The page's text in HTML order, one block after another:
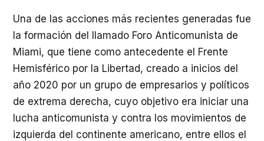
Una de las acciones más recientes generadas fue
la formación del llamado Foro Anticomunista de
Miami, que tiene como antecedente el Frente
Hemisférico por la Libertad, creado a inicios del
año 2020 por un grupo de empresarios y políticos
de extrema derecha, cuyo objetivo era iniciar una
lucha anticomunista y contra los movimientos de
izquierda del continente americano, entre ellos el